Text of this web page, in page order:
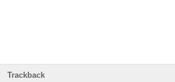
Trackback